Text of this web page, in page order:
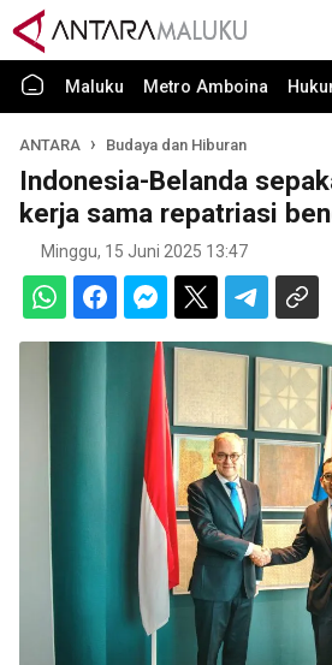
Maluku Metro Amboina
ANTARA Budaya dan Hiburan
Indonesia-Belanda
kerja sama repatriasi
Minggu, 15 Juni 2025 13:47